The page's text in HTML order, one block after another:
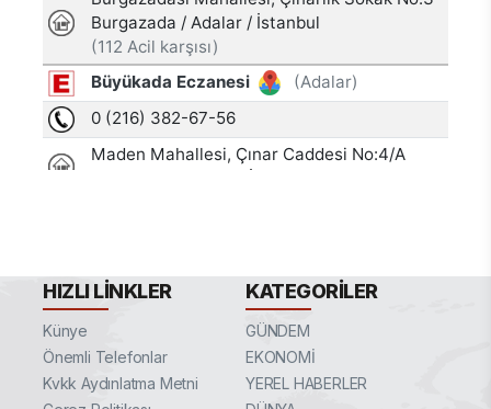
HIZLI LINKLER
Künye
Önemli Telefonlar
Kvkk Aydınlatma Metni
KATEGORILER
GÜNDEM
EKONOMİ
YEREL HABERLER